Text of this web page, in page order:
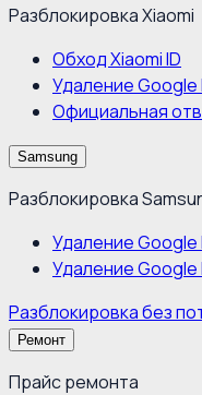
Разблокировка Xiaomi
Обход Xiaomi ID
Удаление Google
Официальная
Samsung
Разблокировка
Удаление Google
Удаление Google
Разблокировка без
Ремонт
Прайс ремонта